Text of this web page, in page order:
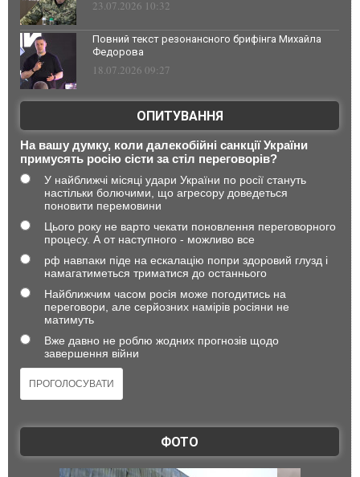
23.07.2026 10:32
Повний текст резонансного брифінга Михайла
Федорова
18.07.2026 09:27
ОПИТУВАННЯ
На вашу думку, коли далекобійні санкції України
примусять росію сісти за стіл переговорів?
У найближчі місяці удари України по росії стануть
настільки болючими, що агресору доведеться
поновити перемовини
Цього року не варто чекати поновлення переговорного
процесу. А от наступного - можливо все
рф навпаки піде на ескалацію попри здоровий глузд і
намагатиметься триматися до останнього
Найближчим часом росія може погодитись на
переговори, але серйозних намірів росіяни не
матимуть
Вже давно не роблю жодних прогнозів щодо
завершення війни
ФОТО